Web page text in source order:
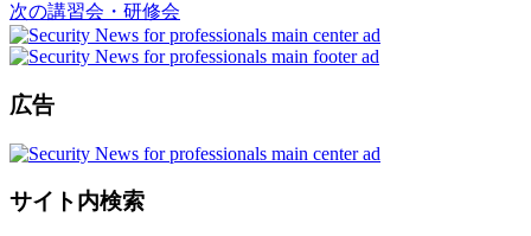
次の講習会・研修会
広告
サイト内検索